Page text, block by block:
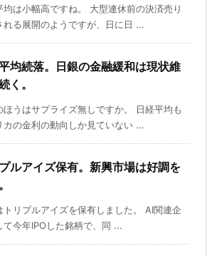
均は小幅高ですね。 大型連休前の決済売り
れる展開のようですが、日に日 ...
均続落。日銀の金融緩和は現状維
く。
ほうはサプライズ無しですか。 日経平均も
カの金利の動向しか見ていない ...
ルアイズ保有。新興市場は好調を
トリプルアイズを保有しました。 AI関連企
て今年IPOした銘柄で、同 ...